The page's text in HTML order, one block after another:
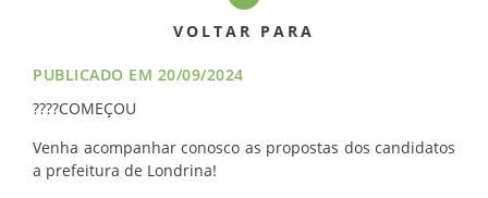
VOLTAR PARA
PUBLICADO EM 20/09/2024
????COMEÇOU
Venha acompanhar conosco as propostas dos candidatos
a prefeitura de Londrina!